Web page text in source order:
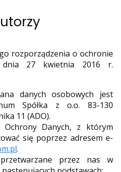
rozporządzenia o ochronie
dnia 27 kwietnia 2016 r.
danych osobowych jest
Spółka z o.o. 83-130
11 (ADO).
Ochrony Danych, z którym
się poprzez adresem e-
.
przez nas w